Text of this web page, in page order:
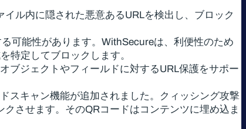
ル内に隠された悪意あるURLを検出し、ブロック
可能性があります。WithSecureは、利便性のため
特定してブロックします。
ブジェクトやフィールドに対するURL保護をサポー
スキャン機能が追加されました。クィッシング攻撃
させます。そのQRコードはコンテンツに埋め込ま